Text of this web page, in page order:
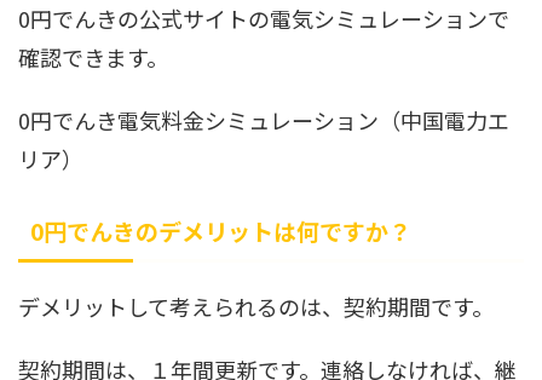
0円でんきの公式サイトの電気シミュレーションで
確認できます。
0円でんき電気料金シミュレーション（中国電力エ
リア）
0円でんきのデメリットは何ですか？
デメリットして考えられるのは、契約期間です。
契約期間は、１年間更新です。連絡しなければ、継